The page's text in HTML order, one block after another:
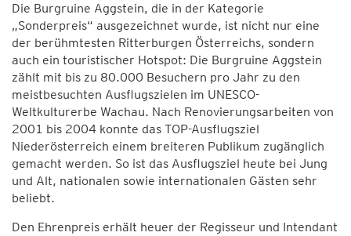
Die Burgruine Aggstein, die in der Kategorie
„Sonderpreis“ ausgezeichnet wurde, ist nicht nur eine
der berühmtesten Ritterburgen Österreichs, sondern
auch ein touristischer Hotspot: Die Burgruine Aggstein
zählt mit bis zu 80.000 Besuchern pro Jahr zu den
meistbesuchten Ausflugszielen im UNESCO-
Weltkulturerbe Wachau. Nach Renovierungsarbeiten von
2001 bis 2004 konnte das TOP-Ausflugsziel
Niederösterreich einem breiteren Publikum zugänglich
gemacht werden. So ist das Ausflugsziel heute bei Jung
und Alt, nationalen sowie internationalen Gästen sehr
beliebt.
Den Ehrenpreis erhält heuer der Regisseur und Intendant